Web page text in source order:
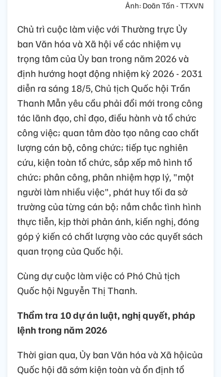
Ảnh: Doãn Tấn - TTXVN
Chủ trì cuộc làm việc với Thường trực Ủy
ban Văn hóa và Xã hội về các nhiệm vụ
trọng tâm của Ủy ban trong năm 2026 và
định hướng hoạt động nhiệm kỳ 2026 - 2031
diễn ra sáng 18/5, Chủ tịch Quốc hội Trần
Thanh Mẫn yêu cầu phải đổi mới trong công
tác lãnh đạo, chỉ đạo, điều hành và tổ chức
công việc; quan tâm đào tạo nâng cao chất
lượng cán bộ, công chức; tiếp tục nghiên
cứu, kiện toàn tổ chức, sắp xếp mô hình tổ
chức; phân công, phân nhiệm hợp lý, "một
người làm nhiều việc", phát huy tối đa sở
trường của từng cán bộ; nắm chắc tình hình
thực tiễn, kịp thời phản ánh, kiến nghị, đóng
góp ý kiến có chất lượng vào các quyết sách
quan trọng của Quốc hội.
Cùng dự cuộc làm việc có Phó Chủ tịch
Quốc hội Nguyễn Thị Thanh.
Thẩm tra 10 dự án luật, nghị quyết, pháp
lệnh trong năm 2026
Thời gian qua, Ủy ban Văn hóa và Xã hộicủa
Quốc hội đã sớm kiện toàn và ổn định tổ